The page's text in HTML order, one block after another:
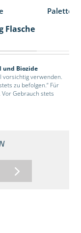
Flasche
und Biozide
vorsichtig verwenden.
zu befolgen.“ Für
Gebrauch stets